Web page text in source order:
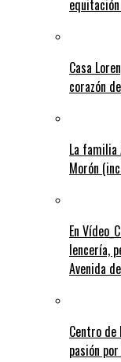
Casa
corazón
La
Morón
En
lencería,
Avenida
Centro de
pasión